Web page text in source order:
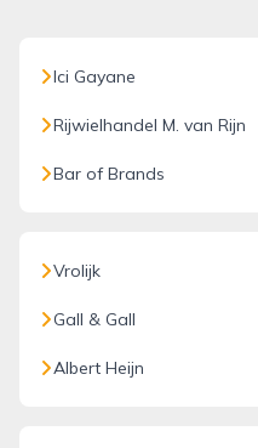
Ici Gayane
Rijwielhandel M. van Rijn
Bar of Brands
Vrolijk
Gall & Gall
Albert Heijn